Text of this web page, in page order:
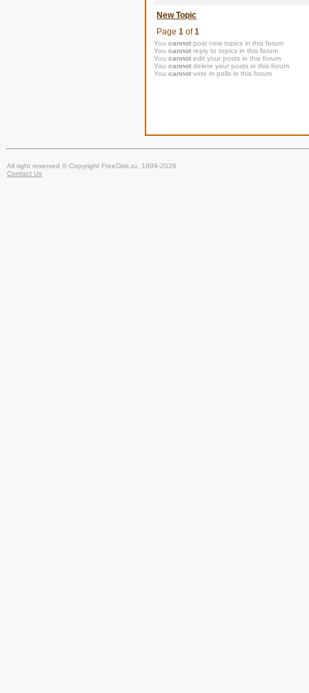
New Topic
Page 1 of1
You cannot post new topics in this forum
You cannot reply to topics in this forum
You cannot edit your posts in this forum
You cannot delete your posts in this forum
You cannot vote in polls in this forum
All right reserved © Copyright FreeDisk.ru, 1999-2026
Contact Us